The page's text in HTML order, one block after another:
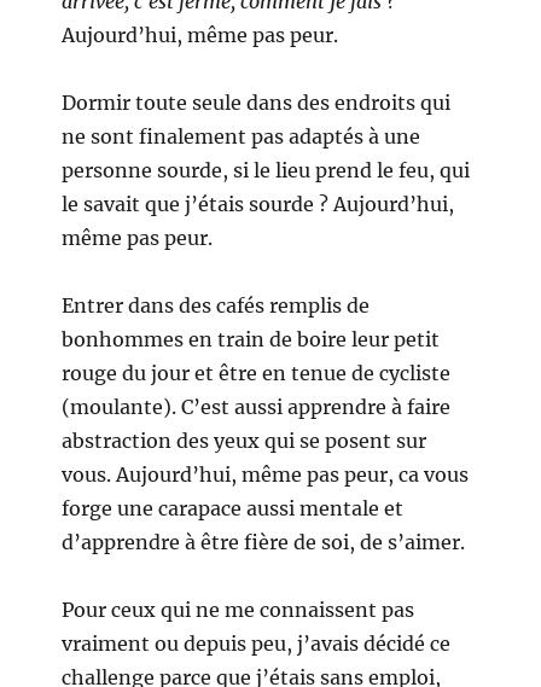
Aujourd’hui, même pas peur.
Dormir toute seule dans des endroits qui
ne sont finalement pas adaptés à une
personne sourde, si le lieu prend le feu, qui
le savait que j’étais sourde ? Aujourd’hui,
même pas peur.
Entrer dans des cafés remplis de
bonhommes en train de boire leur petit
rouge du jour et être en tenue de cycliste
(moulante). C’est aussi apprendre à faire
abstraction des yeux qui se posent sur
vous. Aujourd’hui, même pas peur, ca vous
forge une carapace aussi mentale et
d’apprendre à être fière de soi, de s’aimer.
Pour ceux qui ne me connaissent pas
vraiment ou depuis peu, j’avais décidé ce
challenge parce que j’étais sans emploi,